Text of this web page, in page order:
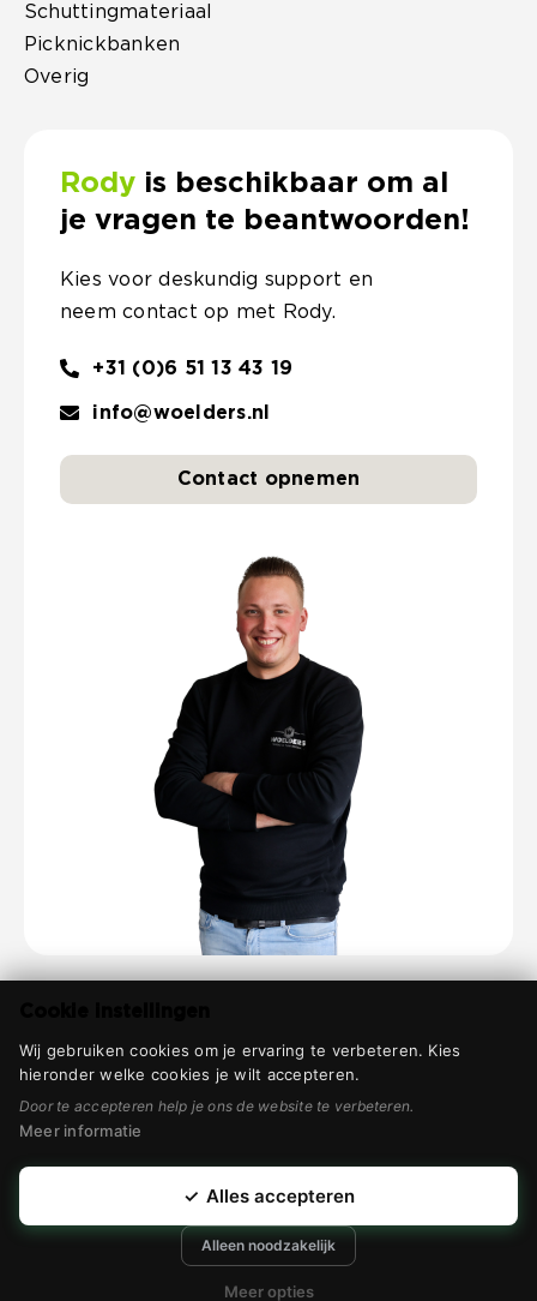
Schuttingmateriaal
Picknickbanken
Overig
Rodyis beschikbaar om al
je vragen te beantwoorden!
Kies voor deskundig support en
neem contact op met Rody.
+31 (0)6 51 13 43 19
info@woelders.nl
Contact opnemen
Contact
Privacyverklaring
© 2026 Woelders
Webdesign & realisatie
Modern Visuals
Wij gebruiken cookies om je ervaring te verbeteren. Kies
hieronder welke cookies je wilt accepteren.
Door te accepteren help je ons de website te verbeteren.
Meer informatie
✓ Alles accepteren
Alleen noodzakelijk
Meer opties